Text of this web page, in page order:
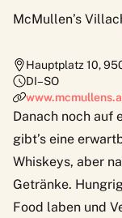
McMullen’s
Hauptplatz 10,
DI–SO
Danach noch auf
gibt’s eine
Whiskeys, aber
Getränke.
Food laben und